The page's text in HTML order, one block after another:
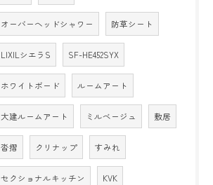
オーバーヘッドシャワー 防草シート
LIXILシエラS SF-HE452SYX
ホワイトボード ルームアート
大建ルームアート ミルベージュ 敷居
沓摺 クリナップ すみれ
セクショナルキッチン KVK